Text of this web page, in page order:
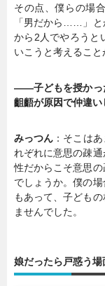
その点、僕らの場
「男だから……」
から2人でやろうと
いこうと考えること
――子どもを授かっ
齟齬が原因で仲違い
みっつん ：そこは
れぞれに意思の疎
性だからこそ意思
でしょうか。僕の
もあって、子ども
ませんでした。
娘だったら戸惑う